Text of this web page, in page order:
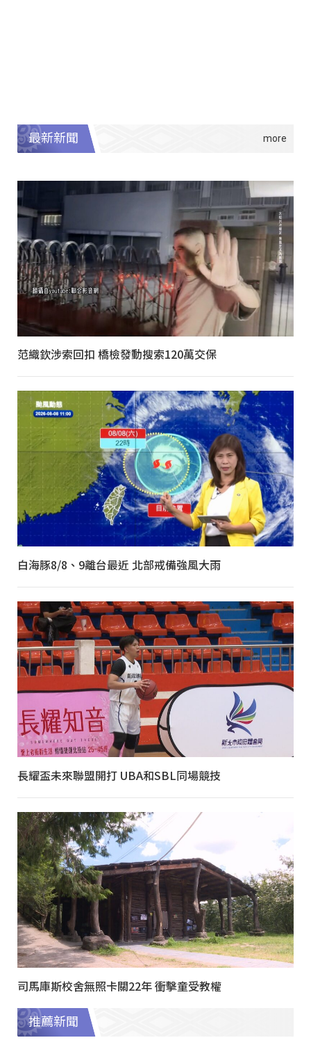
最新新聞
范織欽涉索回扣 橋檢發動搜索120萬交保
白海豚8/8、9離台最近 北部戒備強風大雨
長耀盃未來聯盟開打 UBA和SBL同場競技
司馬庫斯校舍無照卡關22年 衝擊童受教權
推薦新聞